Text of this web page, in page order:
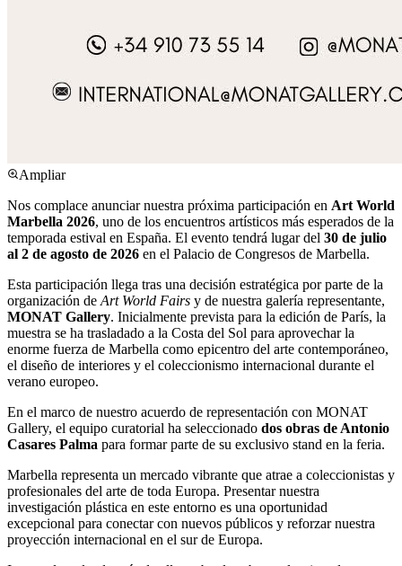
Ampliar
Nos complace anunciar nuestra próxima participación en Art World
Marbella 2026, uno de los encuentros artísticos más esperados de la
temporada estival en España. El evento tendrá lugar del 30 de julio
al 2 de agosto de 2026 en el Palacio de Congresos de Marbella.
Esta participación llega tras una decisión estratégica por parte de la
organización de Art World Fairs y de nuestra galería representante,
MONAT Gallery. Inicialmente prevista para la edición de París, la
muestra se ha trasladado a la Costa del Sol para aprovechar la
enorme fuerza de Marbella como epicentro del arte contemporáneo,
el diseño de interiores y el coleccionismo internacional durante el
verano europeo.
En el marco de nuestro acuerdo de representación con MONAT
Gallery, el equipo curatorial ha seleccionado dos obras de Antonio
Casares Palma para formar parte de su exclusivo stand en la feria.
Marbella representa un mercado vibrante que atrae a coleccionistas y
profesionales del arte de toda Europa. Presentar nuestra
investigación plástica en este entorno es una oportunidad
excepcional para conectar con nuevos públicos y reforzar nuestra
proyección internacional en el sur de Europa.